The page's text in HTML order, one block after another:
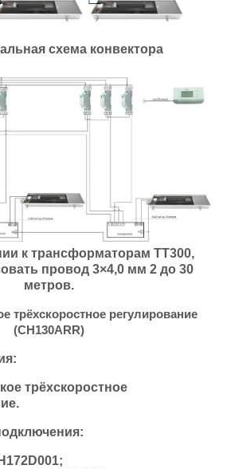
схема конвектора
к трансформаторам ТТ300,
провод 3×4,0 мм 2 до 30
метров.
трёхскоростное регулирование
(CH130ARR)
трёхскоростное